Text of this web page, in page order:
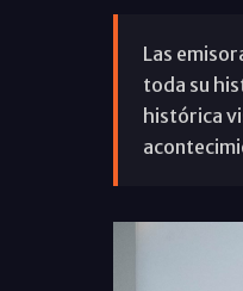
Las
toda su
histórica